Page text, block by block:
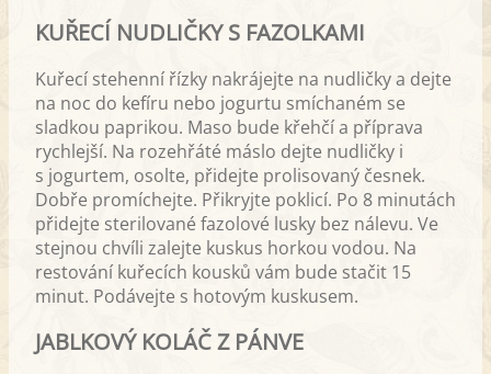
KUŘECÍ NUDLIČKY S FAZOLKAMI
Kuřecí stehenní řízky nakrájejte na nudličky a dejte
na noc do kefíru nebo jogurtu smíchaném se
sladkou paprikou. Maso bude křehčí a příprava
rychlejší. Na rozehřáté máslo dejte nudličky i
s jogurtem, osolte, přidejte prolisovaný česnek.
Dobře promíchejte. Přikryjte poklicí. Po 8 minutách
přidejte sterilované fazolové lusky bez nálevu. Ve
stejnou chvíli zalejte kuskus horkou vodou. Na
restování kuřecích kousků vám bude stačit 15
minut. Podávejte s hotovým kuskusem.
JABLKOVÝ KOLÁČ Z PÁNVE